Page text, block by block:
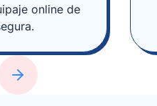
online de